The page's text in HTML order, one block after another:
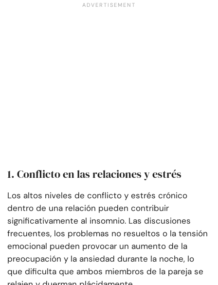
1. Conflicto en las relaciones y estrés
Los altos niveles de conflicto y estrés crónico
dentro de una relación pueden contribuir
significativamente al insomnio. Las discusiones
frecuentes, los problemas no resueltos o la tensión
emocional pueden provocar un aumento de la
preocupación y la ansiedad durante la noche, lo
que dificulta que ambos miembros de la pareja se